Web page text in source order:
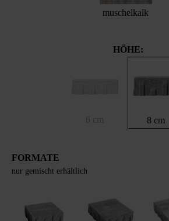
muschelkalk
HÖHE:
8 cm
FORMATE
nur gemischt erhältlich